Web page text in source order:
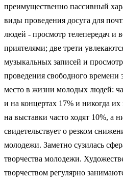
преимущественно пассивный
виды проведения досуга для
людей - просмотр телепередач и
приятелями; две трети
музыкальных записей и
проведения свободного
место в жизни молодых людей:
и на концертах 17% и никогда
на выставки часто ходят 10%, а
свидетельствует о резком
молодежи. Заметно сузилась
творчества молодежи.
творчеством регулярно